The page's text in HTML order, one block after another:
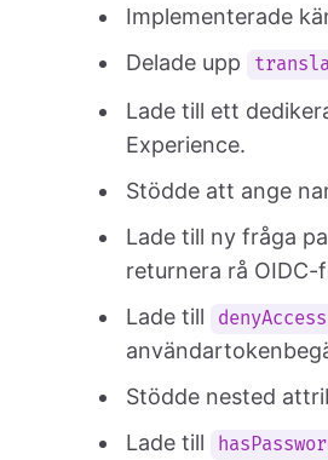
Implementerade
Delade upp
Lade till ett
Experience.
Stödde att ange
Lade till ny fråga
returnera rå OIDC-
Lade till
Stödde nested
Lade till